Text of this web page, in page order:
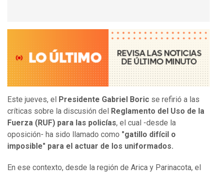
Este jueves, el Presidente Gabriel Boric se refirió a las
críticas sobre la discusión del
Reglamento del Uso de la
Fuerza (RUF) para las policías, el cual -desde la
oposición- ha sido llamado como "gatillo difícil o
imposible" para el actuar de los uniformados.
En ese contexto, desde la región de Arica y Parinacota, el